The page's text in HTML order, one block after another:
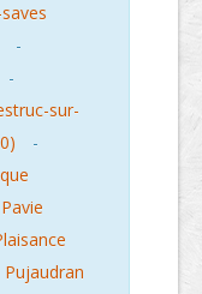
-
-
sur-
-
Pavie
Pujaudran